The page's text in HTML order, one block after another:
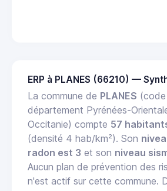
ERP à PLANES (66210) —
La commune de PLANES
département Pyrénées-
Occitanie) compte 57
(densité 4 hab/km²). Son
radon est 3 et son niveau
Aucun plan de prévention des
n'est actif sur cette commune.